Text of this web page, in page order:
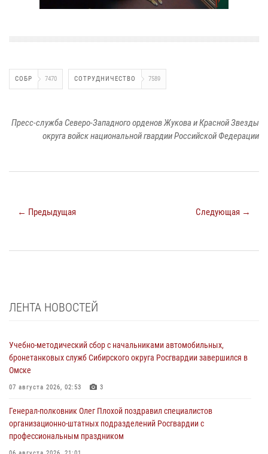
СОБР 7470 СОТРУДНИЧЕСТВО 7589
Пресс-служба Северо-Западного орденов Жукова и Красной Звезды
округа войск национальной гвардии Российской Федерации
← Предыдущая Следующая →
ЛЕНТА НОВОСТЕЙ
Учебно-методический сбор с начальниками автомобильных,
бронетанковых служб Сибирского округа Росгвардии завершился в
Омске
07 августа 2026, 02:53 3
Генерал-полковник Олег Плохой поздравил специалистов
организационно-штатных подразделений Росгвардии с
профессиональным праздником